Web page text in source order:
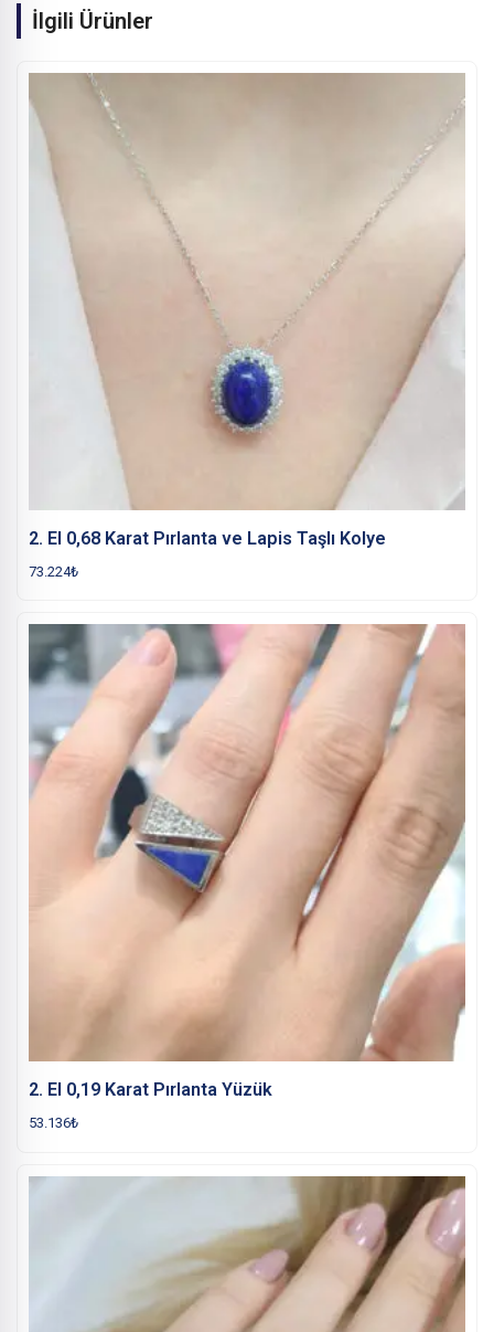
İlgili Ürünler
2. El 0,68 Karat Pırlanta ve Lapis Taşlı Kolye
73.224₺
2. El 0,19 Karat Pırlanta Yüzük
53.136₺